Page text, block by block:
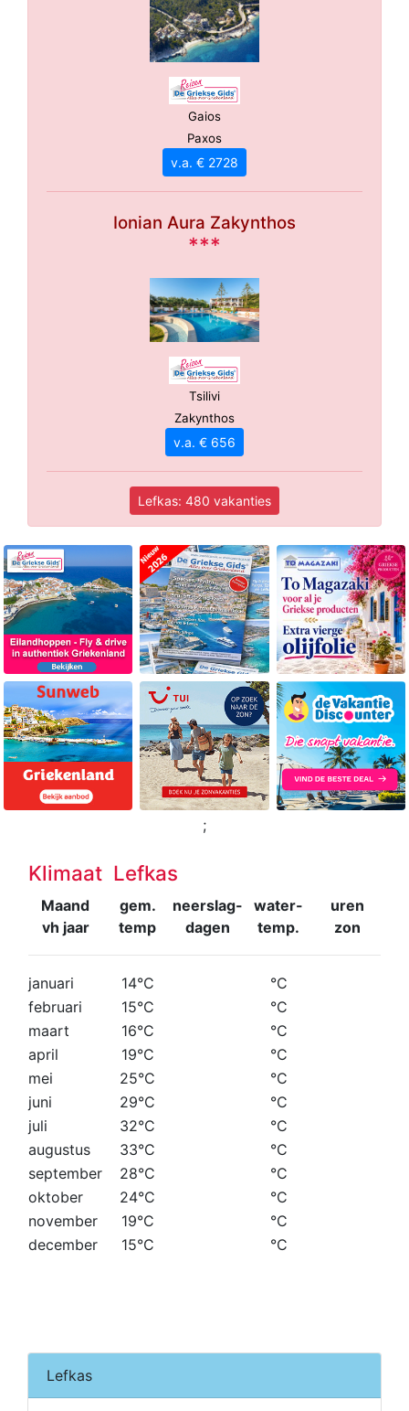
Gaios
Paxos
v.a. € 2728
Ionian Aura Zakynthos
***
Tsilivi
Zakynthos
v.a. € 656
Lefkas: 480 vakanties
;
Klimaat Lefkas
Maand
vh jaar
gem.
temp
neerslag-
dagen
water-
temp.
uren
zon
januari 14°C
°C
februari
15°C
°C
maart
16°C
°C
april
19°C
°C
mei
25°C
°C
juni
29°C
°C
juli
32°C
°C
augustus
33°C
°C
september
28°C
°C
oktober
24°C
°C
november
19°C
°C
december
15°C °C
Lefkas